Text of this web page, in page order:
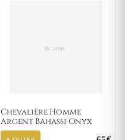
Chevalière Homme
Argent Bahassi Onyx